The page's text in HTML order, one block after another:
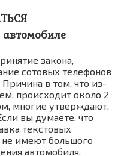
закона,
сотовых телефонов
в том, что из-
происходит около 2
многие утверждают,
вы думаете, что
текстовых
имеют большого
автомобиля,